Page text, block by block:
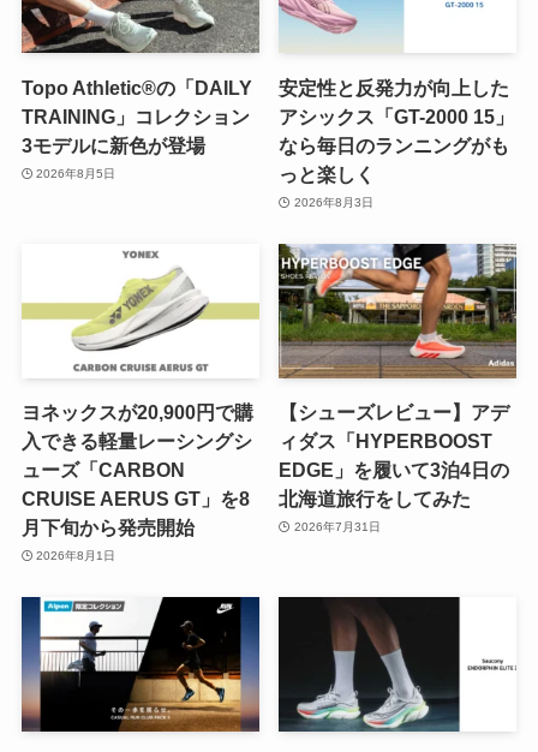
Topo Athletic®の「DAILY
TRAINING」コレクション
3モデルに新色が登場
2026年8月5日
安定性と反発力が向上した
アシックス「GT-2000 15」
なら毎日のランニングがも
っと楽しく
2026年8月3日
ヨネックスが20,900円で購
入できる軽量レーシングシ
ューズ「CARBON
CRUISE AERUS GT」を8
月下旬から発売開始
2026年8月1日
【シューズレビュー】アデ
ィダス「HYPERBOOST
EDGE」を履いて3泊4日の
北海道旅行をしてみた
2026年7月31日